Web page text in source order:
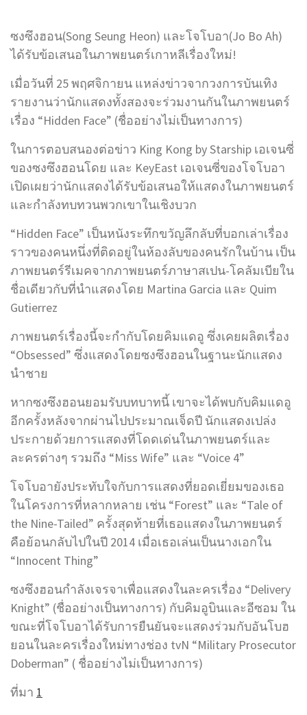
ซงซึงฮอน(Song Seung Heon) และโจโบอา(Jo Bo Ah)
ได้รับข้อเสนอในภาพยนตร์เกาหลีเรื่องใหม่!
เมื่อวันที่ 25 พฤศจิกายน แหล่งข่าวจากวงการบันเทิง
รายงานว่านักแสดงทั้งสองจะร่วมงานกันในภาพยนตร์
เรื่อง “Hidden Face” (ชื่ออย่างไม่เป็นทางการ)
ในการตอบสนองต่อข่าว King Kong by Starship เอเจนซี่
ของซงซึงฮอนโดย และ KeyEast เอเจนซี่ของโจโบอา
เปิดเผยว่านักแสดงได้รับข้อเสนอให้แสดงในภาพยนตร์
และกำลังทบทวนพวกเขาในเชิงบวก
“Hidden Face” เป็นหนังระทึกขวัญลึกลับที่บอกเล่าเรื่อง
ราวของคนหนึ่งที่ติดอยู่ในห้องลับของคนรักในบ้าน เป็น
ภาพยนตร์รีเมคจากภาพยนตร์ภาษาสเปน-โคลัมเบียใน
ชื่อเดียวกับที่นำแสดงโดย Martina Garcia และ Quim
Gutierrez
ภาพยนตร์เรื่องนี้จะกำกับโดยคิมแดอู ซึ่งเคยผลิตเรื่อง
“Obsessed” ซึ่งแสดงโดยซงซึงฮอนในฐานะนักแสดง
นำชาย
หากซงซึงฮอนยอมรับบทบาทนี้ เขาจะได้พบกับคิมแดอู
อีกครั้งหลังจากผ่านไปประมาณเจ็ดปี นักแสดงเปล่ง
ประกายด้วยการแสดงที่โดดเด่นในภาพยนตร์และ
ละครต่างๆ รวมถึง “Miss Wife” และ “Voice 4”
โจโบอายังประทับใจกับการแสดงที่ยอดเยี่ยมของเธอ
ในโครงการที่หลากหลาย เช่น “Forest” และ “Tale of
the Nine-Tailed” ครั้งสุดท้ายที่เธอแสดงในภาพยนตร์
คือย้อนกลับไปในปี 2014 เมื่อเธอเล่นเป็นนางเอกใน
“Innocent Thing”
ซงซึงฮอนกำลังเจรจาเพื่อแสดงในละครเรื่อง “Delivery
Knight” (ชื่ออย่างเป็นทางการ) กับคิมอูบินและอีซอม ใน
ขณะที่โจโบอาได้รับการยืนยันจะแสดงร่วมกับอันโบฮ
ยอนในละครเรื่องใหม่ทางช่อง tvN “Military Prosecutor
Doberman” ( ชื่ออย่างไม่เป็นทางการ)
ที่มา 1